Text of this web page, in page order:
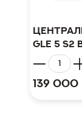
GLE 5
139 000